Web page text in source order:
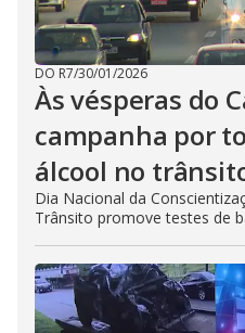
DO R7/30/01/2026
Às vésperas do
campanha por
álcool no
Dia Nacional da
Trânsito promove testes de